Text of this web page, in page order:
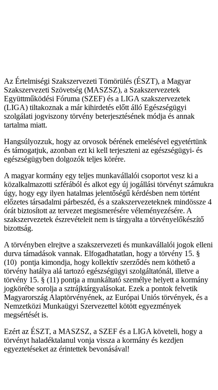
Az Értelmiségi Szakszervezeti Tömörülés (ÉSZT), a Magyar
Szakszervezeti Szövetség (MASZSZ), a Szakszervezetek
Együttműködési Fóruma (SZEF) és a LIGA szakszervezetek
(LIGA) tiltakoznak a már kihirdetés előtt álló Egészségügyi
szolgálati jogviszony törvény beterjesztésének módja és annak
tartalma miatt.
Hangsúlyozzuk, hogy az orvosok bérének emelésével egyetértünk
és támogatjuk, azonban ezt ki kell terjeszteni az egészségügyi- és
egészségügyben dolgozók teljes körére.
A magyar kormány egy teljes munkavállalói csoportot vesz ki a
közalkalmazotti szférából és alkot egy új jogállási törvényt számukra
úgy, hogy egy ilyen hatalmas jelentőségű kérdésben nem történt
előzetes társadalmi párbeszéd, és a szakszervezeteknek mindössze 4
órát biztosított az tervezet megismerésére véleményezésére. A
szakszervezetek észrevételeit nem is tárgyalta a törvényelőkészítő
bizottság.
A törvényben elrejtve a szakszervezeti és munkavállalói jogok elleni
durva támadások vannak. Elfogadhatatlan, hogy a törvény 15. §
(10) pontja kimondja, hogy kollektív szerződés nem köthető a
törvény hatálya alá tartozó egészségügyi szolgáltatónál, illetve a
törvény 15. § (11) pontja a munkáltató személye helyett a kormány
jogkörébe sorolja a sztrájktárgyalásokat. Ezek a pontok felvetik
Magyarország Alaptörvényének, az Európai Uniós törvények, és a
Nemzetközi Munkaügyi Szervezettel kötött egyezmények
megsértését is.
Ezért az ÉSZT, a MASZSZ, a SZEF és a LIGA követeli, hogy a
törvényt haladéktalanul vonja vissza a kormány és kezdjen
egyeztetéseket az érintettek bevonásával!